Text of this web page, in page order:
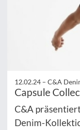
12.02.24 – C&A
Capsule
C&A
Denim-